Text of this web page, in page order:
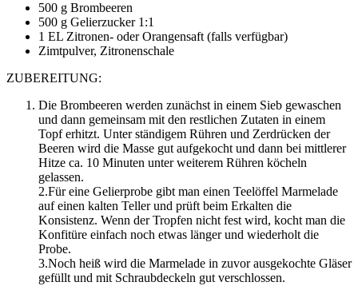
500 g Brombeeren
500 g Gelierzucker 1:1
1 EL Zitronen- oder Orangensaft (falls verfügbar)
Zimtpulver, Zitronenschale
ZUBEREITUNG:
Die Brombeeren werden zunächst in einem Sieb gewaschen
und dann gemeinsam mit den restlichen Zutaten in einem
Topf erhitzt. Unter ständigem Rühren und Zerdrücken der
Beeren wird die Masse gut aufgekocht und dann bei mittlerer
Hitze ca. 10 Minuten unter weiterem Rühren köcheln
gelassen.
2.Für eine Gelierprobe gibt man einen Teelöffel Marmelade
auf einen kalten Teller und prüft beim Erkalten die
Konsistenz. Wenn der Tropfen nicht fest wird, kocht man die
Konfitüre einfach noch etwas länger und wiederholt die
Probe.
3.Noch heiß wird die Marmelade in zuvor ausgekochte Gläser
gefüllt und mit Schraubdeckeln gut verschlossen.